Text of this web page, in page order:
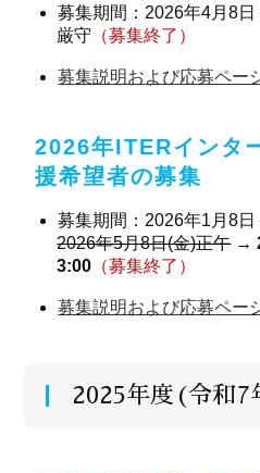
募集期間：2026年4月8
厳守 （募集終了）
募集説明および応募ペー
2026年ITERインタ
援希望者の募集
募集期間：2026年1月8日
2026年5月8日(金)正午 →
3:00 （募集終了）
募集説明および応募ペー
2025年度(令和7